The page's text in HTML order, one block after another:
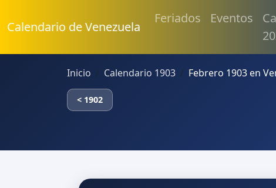
Calendario de Venezuela
Feriados Eventos
Inicio Calendario 1903 Febrero 1903 en
< 1902